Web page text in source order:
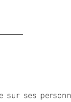
sur ses